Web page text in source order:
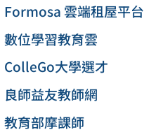
Formosa 雲端租屋平台
數位學習教育雲
ColleGo大學選才
良師益友教師網
教育部摩課師